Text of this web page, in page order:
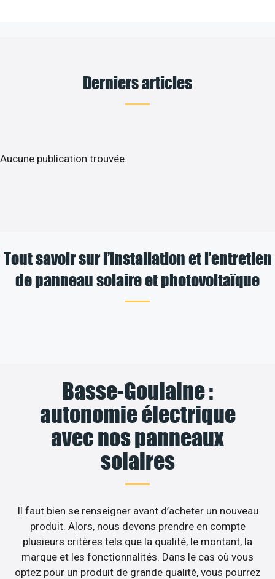
Derniers articles
Aucune publication trouvée.
Tout savoir sur l’installation et l’entretien
de panneau solaire et photovoltaïque
Basse-Goulaine :
autonomie électrique
avec nos panneaux
solaires
Il faut bien se renseigner avant d’acheter un nouveau
produit. Alors, nous devons prendre en compte
plusieurs critères tels que la qualité, le montant, la
marque et les fonctionnalités. Dans le cas où vous
optez pour un produit de grande qualité, vous pourrez